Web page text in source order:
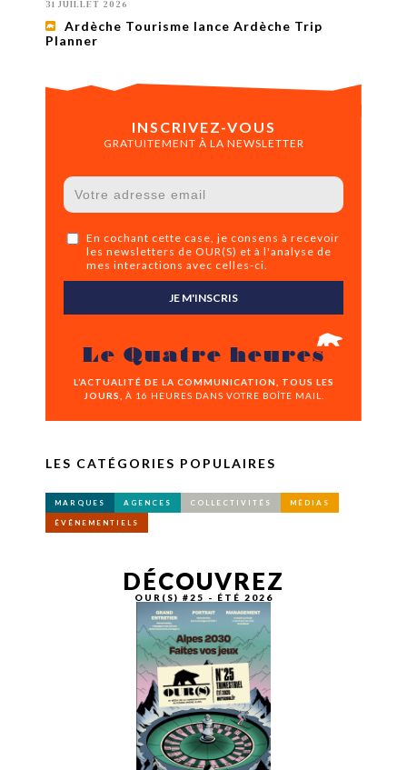
31 JUILLET 2026
Ardèche Tourisme lance Ardèche Trip
Planner
INSCRIVEZ-VOUS
GRATUITEMENT À LA NEWSLETTER
En cochant cette case, je consens à recevoir
les newsletters de OUR(S) et à l'analyse de
mes interactions avec celles-ci.
JE M'INSCRIS
Le Quatre heures
L’ACTUALITÉ DE LA COMMUNICATION, TOUS LES
JOURS,
À 16 HEURES DANS VOTRE BOÎTE MAIL.
LES CATÉGORIES POPULAIRES
MARQUES AGENCES COLLECTIVITÉS MÉDIAS
ÉVÉNEMENTIELS
DÉCOUVREZ
OUR(S) #25 - ÉTÉ 2026